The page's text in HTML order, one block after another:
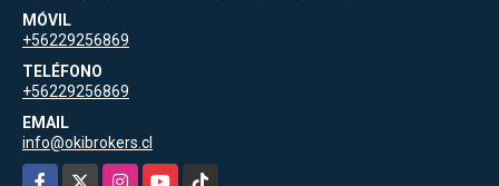
MÓVIL
+56229256869
TELÉFONO
+56229256869
EMAIL
info@okibrokers.cl
Facebook
InstagramYouTubeTikTok